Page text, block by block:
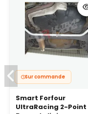
Sur commande
Smart Forfour
UltraRacing 2-Point